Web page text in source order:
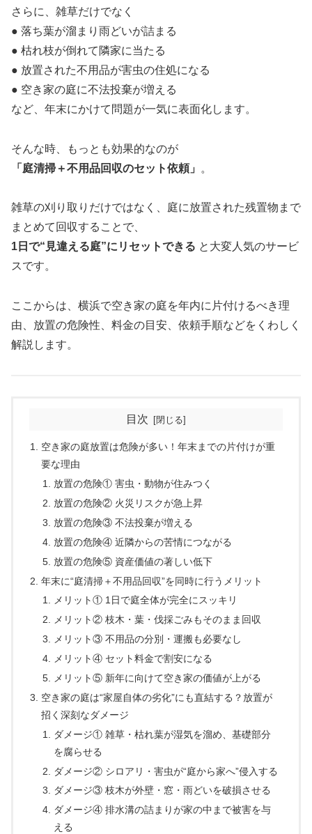
さらに、雑草だけでなく
● 落ち葉が溜まり雨どいが詰まる
● 枯れ枝が倒れて隣家に当たる
● 放置された不用品が害虫の住処になる
● 空き家の庭に不法投棄が増える
など、年末にかけて問題が一気に表面化します。
そんな時、もっとも効果的なのが
「庭清掃＋不用品回収のセット依頼」
。
雑草の刈り取りだけではなく、庭に放置された残置物まで
まとめて回収することで、
1日で“見違える庭”にリセットできる と大変人気のサービ
スです。
ここからは、横浜で空き家の庭を年内に片付けるべき理
由、放置の危険性、料金の目安、依頼手順などをくわしく
解説します。
目次
空き家の庭放置は危険が多い！年末までの片付けが重
要な理由
放置の危険① 害虫・動物が住みつく
放置の危険② 火災リスクが急上昇
放置の危険③ 不法投棄が増える
放置の危険④ 近隣からの苦情につながる
放置の危険⑤ 資産価値の著しい低下
年末に“庭清掃＋不用品回収”を同時に行うメリット
メリット① 1日で庭全体が完全にスッキリ
メリット② 枝木・葉・伐採ごみもそのまま回収
メリット③ 不用品の分別・運搬も必要なし
メリット④ セット料金で割安になる
メリット⑤ 新年に向けて空き家の価値が上がる
空き家の庭は“家屋自体の劣化”にも直結する？放置が
招く深刻なダメージ
ダメージ① 雑草・枯れ葉が湿気を溜め、基礎部分
を腐らせる
ダメージ② シロアリ・害虫が“庭から家へ”侵入する
ダメージ③ 枝木が外壁・窓・雨どいを破損させる
ダメージ④ 排水溝の詰まりが家の中まで被害を与
える